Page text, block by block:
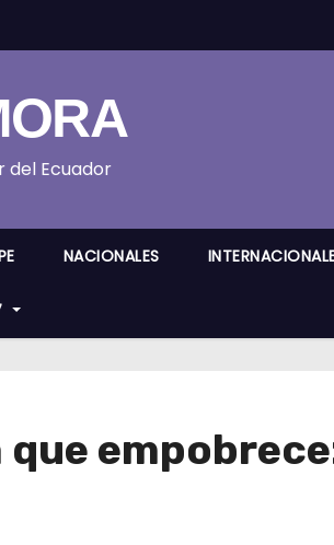
del Ecuador
NACIONALES
que